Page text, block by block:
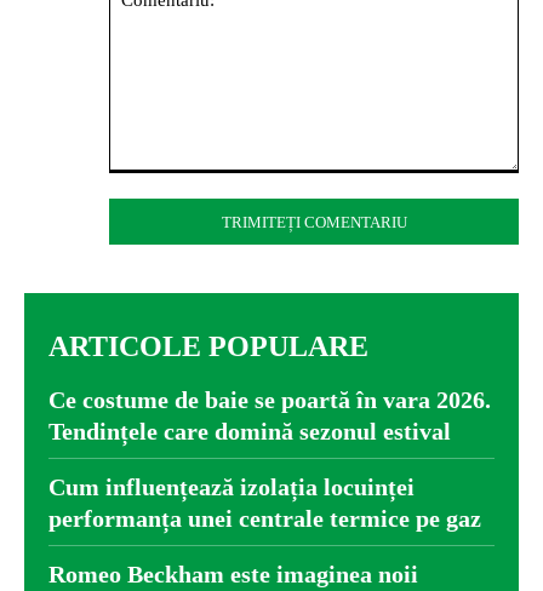
ARTICOLE POPULARE
Ce costume de baie se poartă în vara 2026.
Tendințele care domină sezonul estival
Cum influențează izolația locuinței
performanța unei centrale termice pe gaz
Romeo Beckham este imaginea noii